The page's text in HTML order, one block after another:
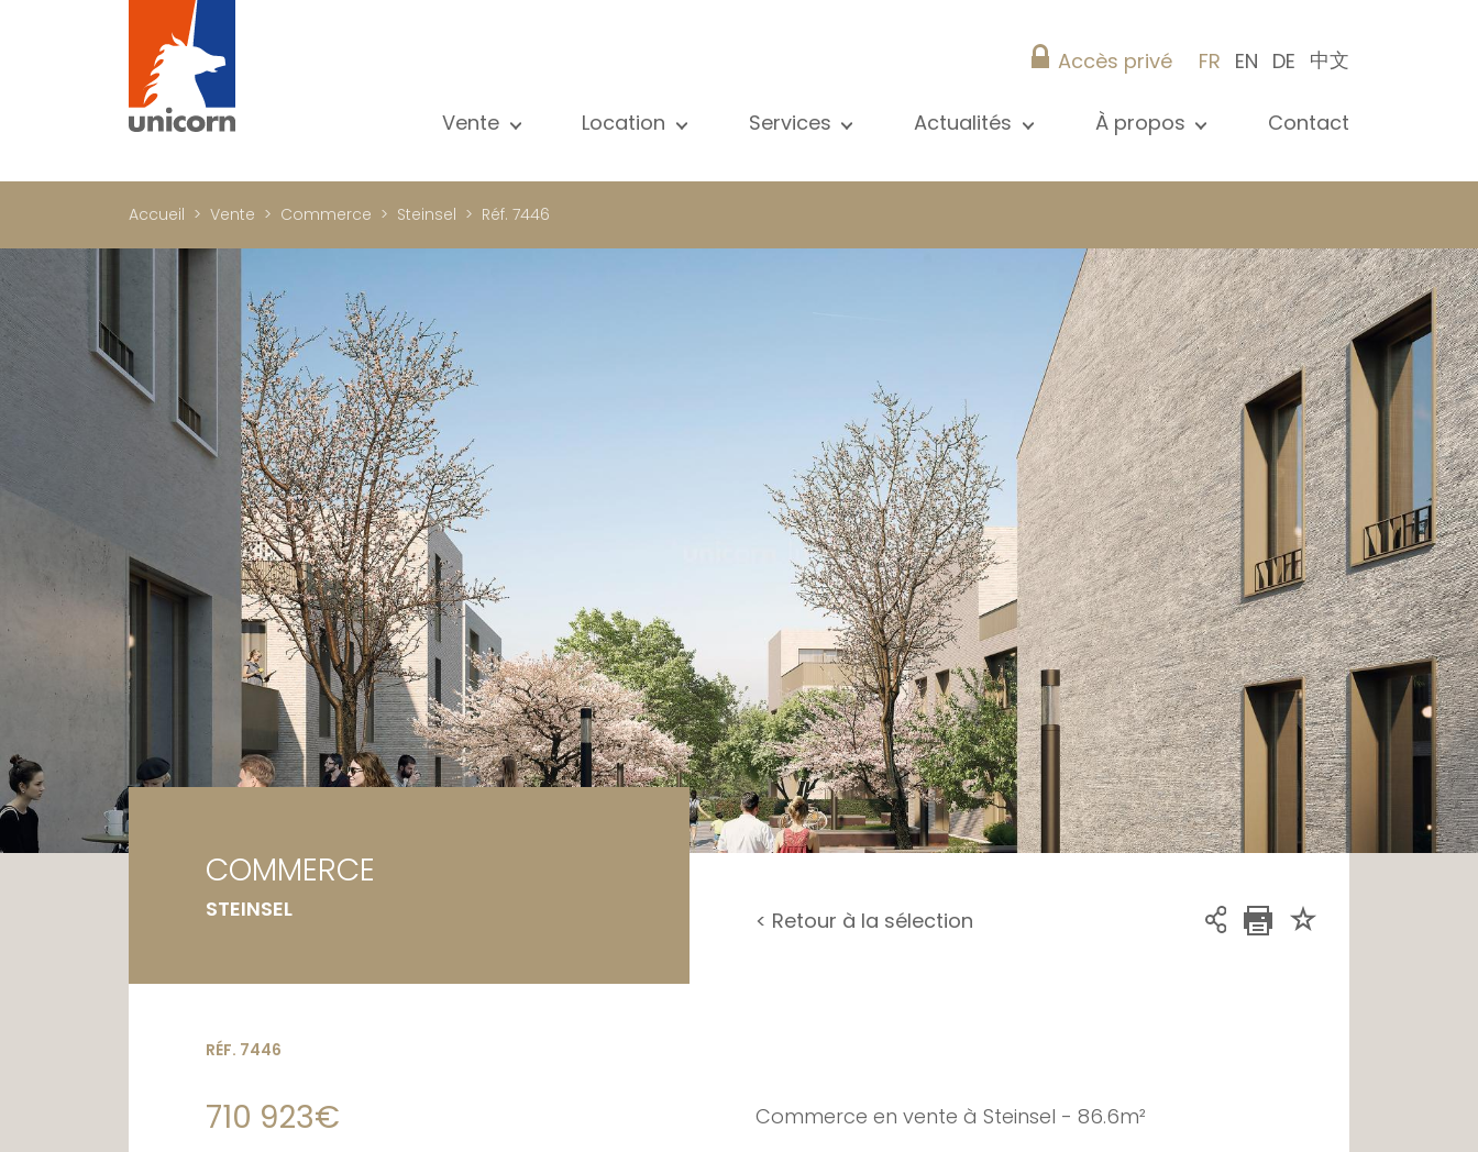
Accès privé FR EN DE 中文
Vente
Immeuble de rapport
Commerce
Garage / Parking
Location
Services
Gérance d'immeubles / syndic
Actualités
À propos
Conseils pratiques
Carrière
Contact
Accueil Vente Commerce Steinsel Réf. 7446
COMMERCE
STEINSEL < Retour à la sélection
RÉF. 7446
710 923€ Commerce en vente à Steinsel - 86.6m²